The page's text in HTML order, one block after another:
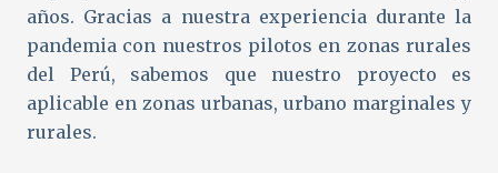
años. Gracias a nuestra experiencia durante la
pandemia con nuestros pilotos en zonas rurales
del Perú, sabemos que nuestro proyecto es
aplicable en zonas urbanas, urbano marginales y
rurales.